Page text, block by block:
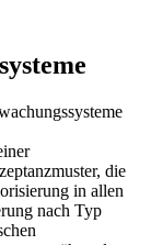
die
in allen
nach Typ